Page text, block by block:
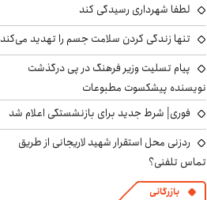
لطفا شهرداری رسیدگی کند
تنها زندگی کردن سلامت جسم را تهدید می‌کند
پیام تسلیت وزیر فرهنگ در پی درگذشت
نویسنده پیشکسوت مطبوعات
فوری| شرط جدید برای بازنشستگی اعلام شد
ردزنی محل استقرار شهید لاریجانی از طریق
تماس تلفنی؟
بازرگانی